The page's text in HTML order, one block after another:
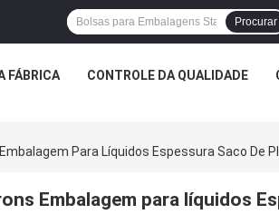
Procurar
FÁBRICA CONTROLE DA QUALIDADE
Para Líquidos Espessura Saco De
Embalagem para líquidos